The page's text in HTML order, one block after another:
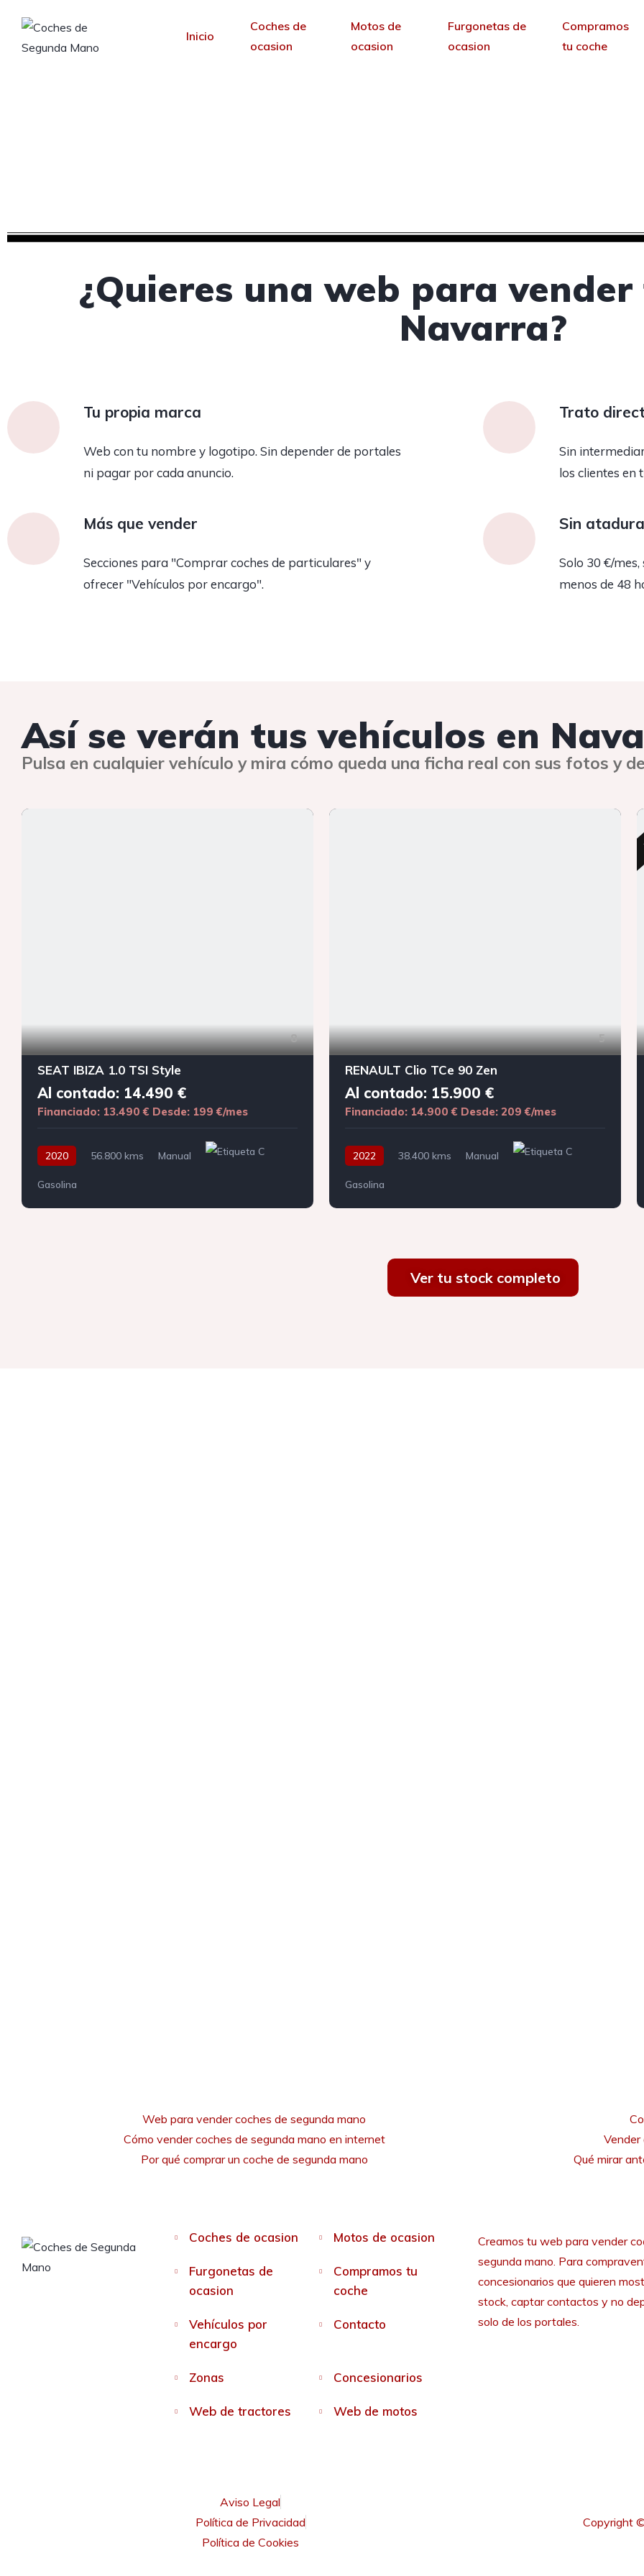
Inicio
Coches de
ocasion
Motos de
ocasion
Furgonetas de
ocasion
Compramos
tu coche
¿Quieres una web para vender
Navarra?
Tu propia marca
Web con tu nombre y logotipo. Sin depender de portales
ni pagar por cada anuncio.
Trato
Sin
los clientes en
Más que vender
Secciones para "Comprar coches de particulares" y
ofrecer "Vehículos por encargo".
Sin
Solo 30 €/
menos de 48
Así se verán tus vehículos en
Pulsa en cualquier vehículo y mira cómo queda una ficha real con sus fotos y
8
SEAT IBIZA 1.0 TSI Style
Al contado: 14.490 €
Financiado: 13.490 € Desde: 199 €/mes
2020 56.800 kms Manual
Gasolina
5
RENAULT Clio TCe 90 Zen
Al contado: 15.900 €
Financiado: 14.900 € Desde: 209 €/mes
2022 38.400 kms Manual
Gasolina
Ver tu stock completo
Web para vender coches de segunda mano
Cómo vender coches de segunda mano en internet
Por qué comprar un coche de segunda mano
Vender
Qué mirar
Coches de ocasion Motos de ocasion
Furgonetas de
ocasion
Compramos tu
coche
Vehículos por
encargo
Contacto
Zonas Concesionarios
Web de tractores Web de motos
Creamos tu web para vender
segunda mano. Para
concesionarios que quieren
stock, captar contactos y no
solo de los portales.
Aviso Legal
Política de Privacidad
Política de Cookies
Copyright